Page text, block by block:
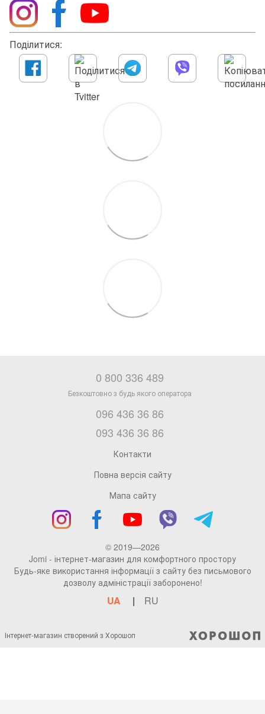
Поділитися:
0 800 336 489
096 436 36 86
093 436 36 86
Контакти
Повна версія сайту
Мапа сайту
© 2019—2026
Jomi - інтернет-магазин для комфортного простору
Будь-яке використання інформації з сайту без письмового
дозволу адміністрації заборонено!
UA RU
Інтернет-магазин створений з Хорошоп